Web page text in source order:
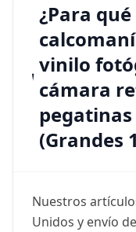
¿Para
vinilo
cámara
pegatinas
(Grandes
Nuestros
Unidos y envío